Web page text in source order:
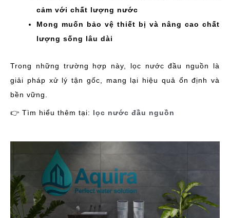
cảm với chất lượng nước
Mong muốn bảo vệ thiết bị và nâng cao chất
lượng sống lâu dài
Trong những trường hợp này, lọc nước đầu nguồn là
giải pháp xử lý tận gốc, mang lại hiệu quả ổn định và
bền vững.
👉 Tìm hiểu thêm tại: lọc nước đầu nguồn